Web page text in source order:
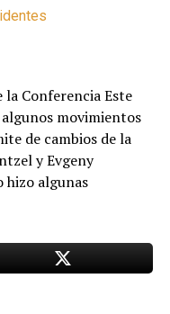
Conferencia Este
movimientos
de cambios de la
y Evgeny
hizo algunas